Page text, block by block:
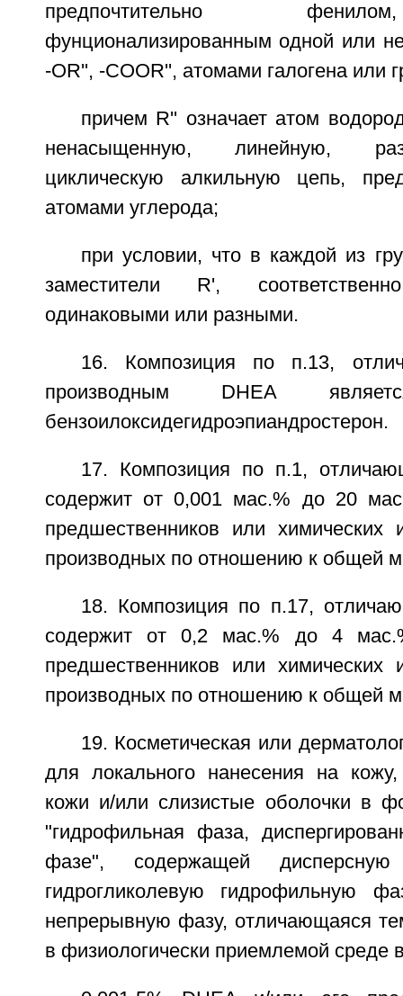
предпочтительно
фунционализированным одной или
-OR'', -COOR'', атомами галогена или
причем R'' означает атом
ненасыщенную, линейную,
циклическую алкильную цепь,
атомами углерода;
при условии, что в каждой из
заместители R',
одинаковыми или разными.
16. Композиция по п.13,
производным DHEA
бензоилоксидегидроэпиандростерон.
17. Композиция по п.1,
содержит от 0,001 мас.% до 20
предшественников или химических
производных по отношению к общей
18. Композиция по п.17,
содержит от 0,2 мас.% до 4
предшественников или химических
производных по отношению к общей
19. Косметическая или
для локального нанесения на
кожи и/или слизистые оболочки в
"гидрофильная фаза,
фазе", содержащей
гидрогликолевую гидрофильную
непрерывную фазу, отличающаяся
в физиологически приемлемой среде